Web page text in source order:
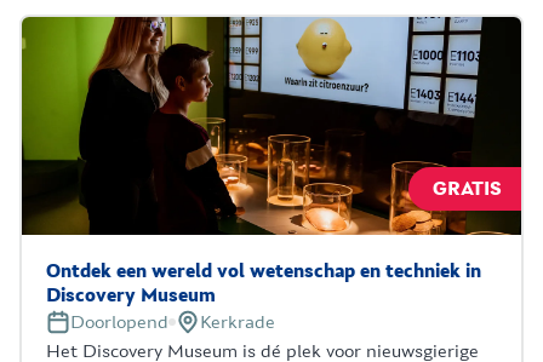
GRATIS
Ontdek een wereld vol wetenschap en techniek in
Discovery Museum
Doorlopend
Kerkrade
Het Discovery Museum is dé plek voor nieuwsgierige